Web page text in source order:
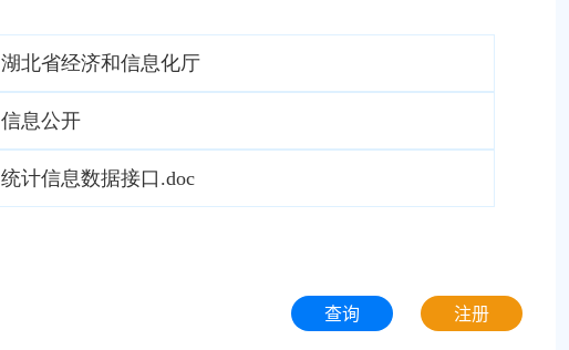
湖北省经济和信息化厅
信息公开
统计信息数据接口.doc
查询 注册